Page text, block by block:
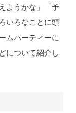
ようかな」「予
いろなことに頭
ムパーティーに
について紹介し